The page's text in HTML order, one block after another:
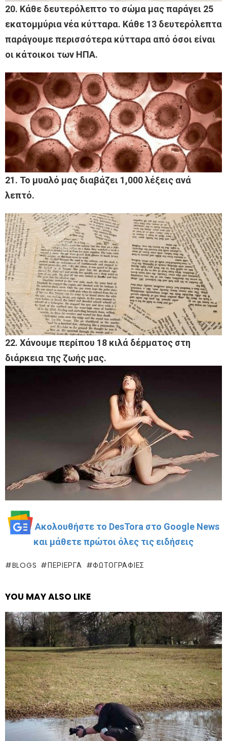
20. Κάθε δευτερόλεπτο το σώμα μας παράγει 25
εκατομμύρια νέα κύτταρα. Κάθε 13 δευτερόλεπτα
παράγουμε περισσότερα κύτταρα από όσοι είναι
οι κάτοικοι των ΗΠΑ.
21. Το μυαλό μας διαβάζει 1,000 λέξεις ανά
λεπτό.
22. Χάνουμε περίπου 18 κιλά δέρματος στη
διάρκεια της ζωής μας.
Ακολουθήστε το DesTora στο Google News
και μάθετε πρώτοι όλες τις ειδήσεις
BLOGS ΠΕΡΊΕΡΓΑ ΦΩΤΟΓΡΑΦΊΕΣ
YOU MAY ALSO LIKE